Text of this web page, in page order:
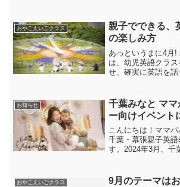
リズムにこだわる
のクリスマス。子
おやこえいごクラス
親子でできる、
の楽しみ方
あっというまに4月
は、幼児英語クラ
せ、確実に英語を話
語大好きになること
で以上に創意工夫
お知らせ
千葉みなと マ
ー向けイベント
こんにちは！ママ
千葉・幕張親子英
す。2024年3月、千
ェ」に、出展が決ま
おやこえいごクラス
9月のテーマは